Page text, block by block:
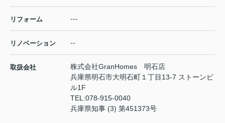
リフォーム ---
リノベーション --
取扱会社
株式会社GranHomes 明石店
兵庫県明石市大明石町１丁目13-7 ストーンビ
ル1F
TEL:078-915-0040
兵庫県知事 (3) 第451373号